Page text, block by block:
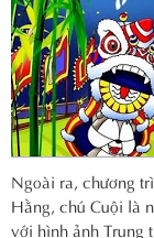
Ngoài ra, chương
Hằng, chú Cuội là
với hình ảnh Trung